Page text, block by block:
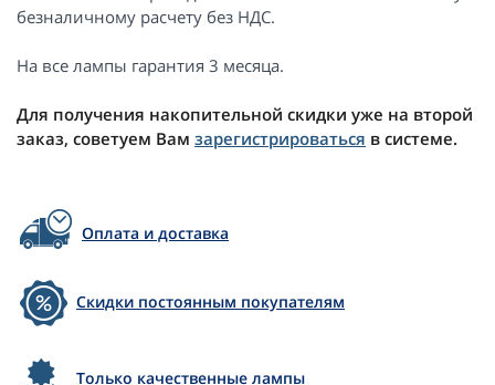
безналичному расчету без НДС.
На все лампы гарантия 3 месяца.
Для получения накопительной скидки уже на второй
заказ, советуем Вам зарегистрироваться в системе.
Оплата и доставка
Скидки постоянным покупателям
Только качественные лампы